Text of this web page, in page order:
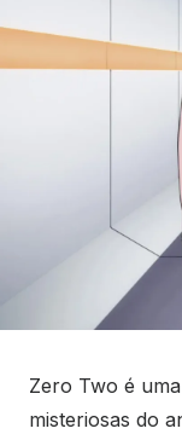
Zero Two é
misteriosas do